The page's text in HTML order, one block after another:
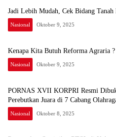
Jadi Lebih Mudah, Cek Bidang
Nasional Oktober 9, 2025
Kenapa Kita Butuh Reforma Agraria ?
Nasional Oktober 9, 2025
PORNAS XVII KORPRI Resmi
Perebutkan Juara di 7 Cabang
Nasional Oktober 8, 2025